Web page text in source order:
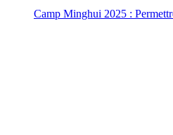
Camp Minghui 2025 :